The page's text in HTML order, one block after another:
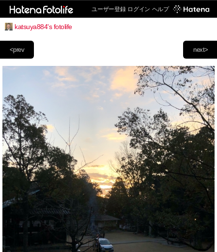
ユーザー登録 ログイン ヘルプ
katsuya884's fotolife
next>
<prev